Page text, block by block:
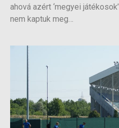
ahová azért ‘megyei
nem kaptuk meg…